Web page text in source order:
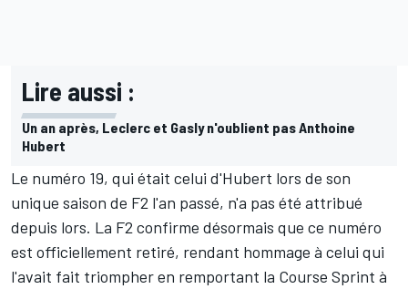
Lire aussi :
Un an après, Leclerc et Gasly n'oublient pas Anthoine
Hubert
Le numéro 19, qui était celui d'Hubert lors de son
unique saison de F2 l'an passé, n'a pas été attribué
depuis lors. La F2 confirme désormais que ce numéro
est officiellement retiré, rendant hommage à celui qui
l'avait fait triompher en remportant la Course Sprint à